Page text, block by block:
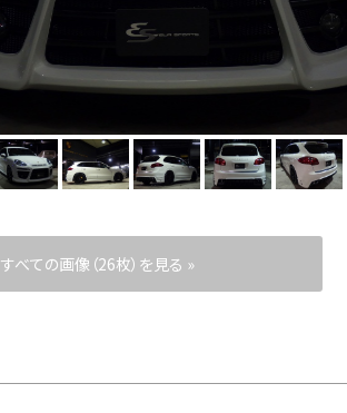
Contact us
すべての画像（26枚）を見る »